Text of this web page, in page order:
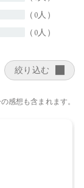
、ホウケイ酸
、アルガニア
子油、カニナ
化鉄、グンジョ
キサノイン、
、酢酸セルロ
シエチルジメ
スピノサ核
ナバラ果実